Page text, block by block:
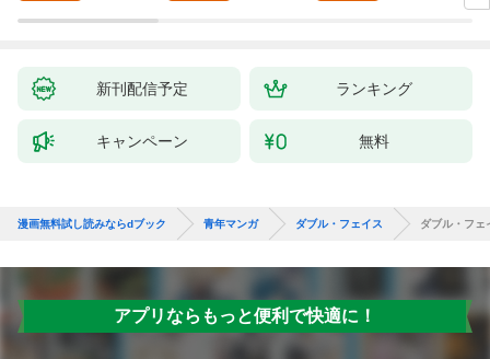
新刊配信予定 ランキング
キャンペーン 無料
漫画無料試し読みならdブック 青年マンガ ダブル・フェイス ダブル・フェ
アプリならもっと便利で快適に！